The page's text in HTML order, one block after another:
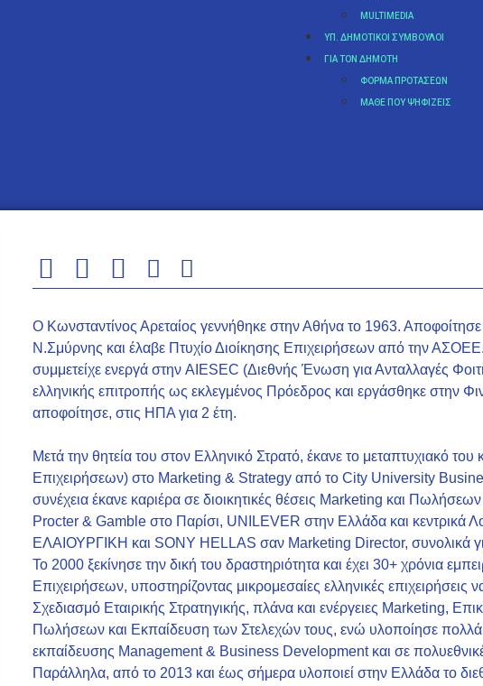
MULTIMEDIA
ΥΠ. ΔΗΜΟΤΙΚΟΊ ΣΎΜΒΟΥΛΟΙ
ΓΙΑ ΤΟΝ ΔΗΜΌΤΗ
ΦΌΡΜΑ ΠΡΟΤΆΣΕΩΝ
MΆΘΕ ΠΟΥ ΨΗΦΊΖΕΙΣ
Ο Κωνσταντίνος Αρεταίος γεννήθηκε στην Αθήνα το 1963. Αποφοίτησε
Ν.Σμύρνης και έλαβε Πτυχίο Διοίκησης Επιχειρήσεων από την ΑΣΟΕΕ.
συμμετείχε ενεργά στην AIESEC (Διεθνής Ένωση για Ανταλλαγές
ελληνικής επιτροπής ως εκλεγμένος Πρόεδρος και εργάσθηκε στην
αποφοίτησε, στις ΗΠΑ για 2 έτη.
Μετά την θητεία του στον Ελληνικό Στρατό, έκανε το μεταπτυχιακό
Επιχειρήσεων) στο Marketing & Strategy από το City University
συνέχεια έκανε καριέρα σε διοικητικές θέσεις Marketing και Πωλήσεων
Procter & Gamble στο Παρίσι, UNILEVER στην Ελλάδα και κεντρικά
ΕΛΑΙΟΥΡΓΙΚΗ και SONY HELLAS σαν Marketing Director, συνολικά
Το 2000 ξεκίνησε την δική του δραστηριότητα και έχει 30+ χρόνια
Επιχειρήσεων, υποστηρίζοντας μικρομεσαίες ελληνικές
Σχεδιασμό Εταιρικής Στρατηγικής, πλάνα και ενέργειες Marketing,
Πωλήσεων και Εκπαίδευση των Στελεχών τους, ενώ υλοποίησε πολλά
εκπαίδευσης Management & Business Development και σε πολυεθνικές
Παράλληλα, από το 2013 και έως σήμερα υλοποιεί στην Ελλάδα το